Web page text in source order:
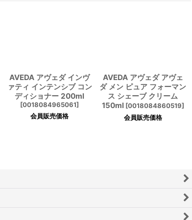
AVEDA アヴェダ インヴ
ァティ インテンシブ コン
ディショナー 200ml
[0018084965061]
会員販売価格
AVEDA アヴェダ アヴェ
ダ メン ピュア フォーマン
ス シェーブ クリーム
150ml [0018084860519]
会員販売価格